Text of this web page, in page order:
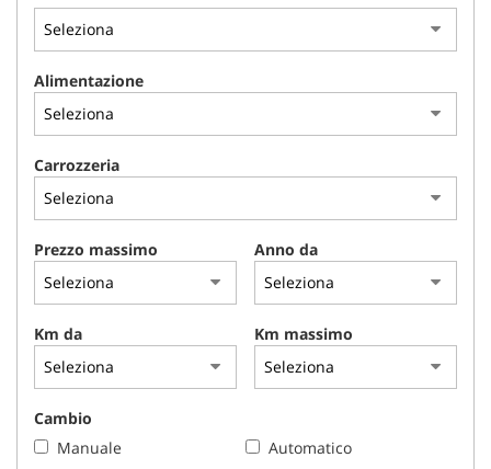
NEWS
Alimentazione
Carrozzeria
Prezzo massimo Anno da
Km da Km massimo
Cambio
Manuale
Automatico